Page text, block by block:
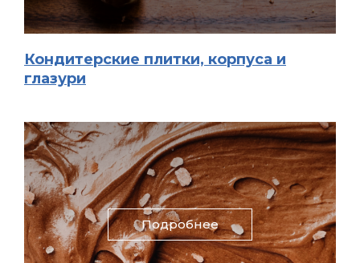
Кондитерские плитки, корпуса и
глазури
Подробнее